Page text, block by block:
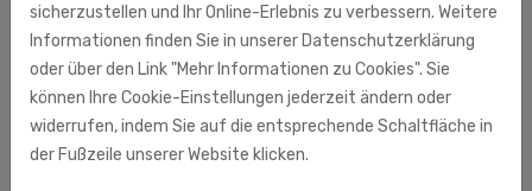
sicherzustellen und Ihr Online-Erlebnis zu verbessern. Weitere
Informationen finden Sie in unserer Datenschutzerklärung
oder über den Link "Mehr Informationen zu Cookies". Sie
können Ihre Cookie-Einstellungen jederzeit ändern oder
widerrufen, indem Sie auf die entsprechende Schaltfläche in
der Fußzeile unserer Website klicken.